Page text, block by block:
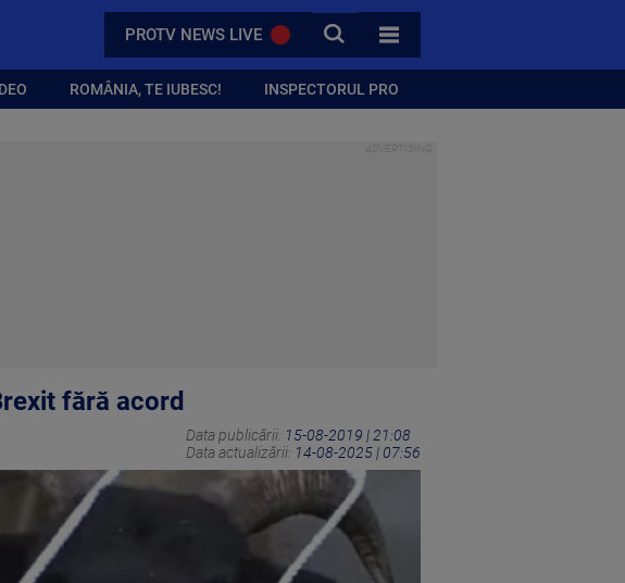
PROTV NEWS LIVE CAUTA
TOATE CATEGORIILE
ROMÂNIA, TE IUBESC! INSPECTORUL PRO
fără acord
Data publicării: 15-08-2019 | 21:08
Data actualizării: 14-08-2025 | 07:56